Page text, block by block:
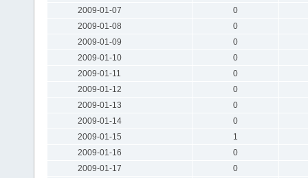
2009-01-07
0
2009-01-08
0
2009-01-09
0
2009-01-10
0
2009-01-11
0
2009-01-12
0
2009-01-13
0
2009-01-14
0
2009-01-15
1
2009-01-16
0
2009-01-17
0